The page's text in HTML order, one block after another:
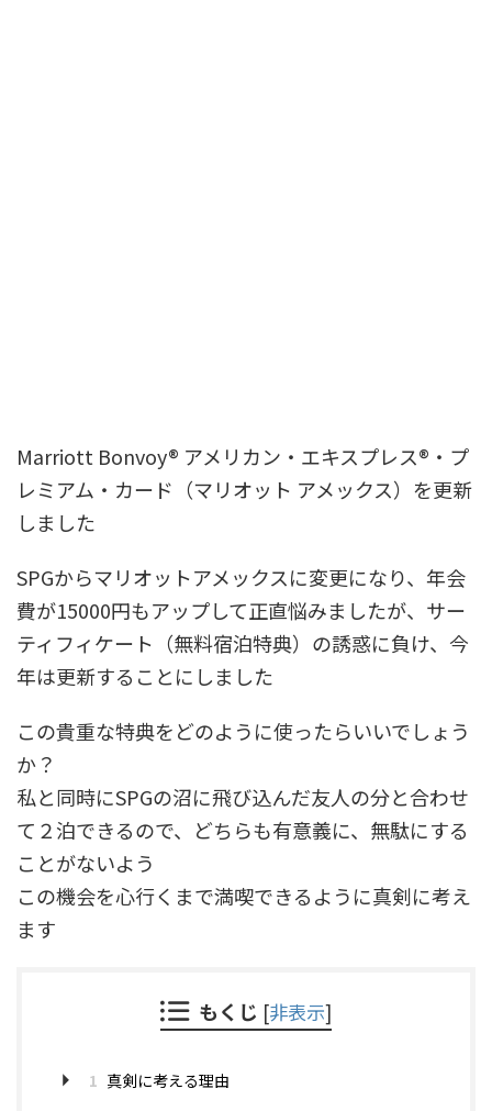
Marriott Bonvoy® アメリカン・エキスプレス®・プ
レミアム・カード（マリオット アメックス）を更新
しました
SPGからマリオットアメックスに変更になり、年会
費が15000円もアップして正直悩みましたが、サー
ティフィケート（無料宿泊特典）の誘惑に負け、今
年は更新することにしました
この貴重な特典をどのように使ったらいいでしょう
か？
私と同時にSPGの沼に飛び込んだ友人の分と合わせ
て２泊できるので、どちらも有意義に、無駄にする
ことがないよう
この機会を心行くまで満喫できるように真剣に考え
ます
もくじ [非表示]
1 真剣に考える理由